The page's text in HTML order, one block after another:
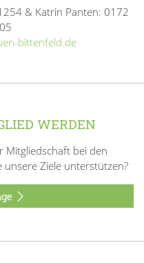
& Katrin Panten: 0172
bittenfeld.de
WERDEN
Mitgliedschaft bei den
unsere Ziele unterstützen?